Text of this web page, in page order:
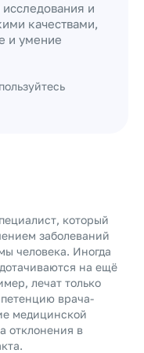
и
качествами,
и умение
который
заболеваний
человека. Иногда
на ещё
лечат только
врача-
медицинской
отклонения в